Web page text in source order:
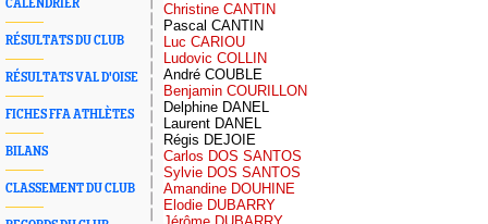
CALENDRIER
RÉSULTATS DU CLUB
RÉSULTATS VAL D'OISE
FICHES FFA ATHLÈTES
BILANS
CLASSEMENT DU CLUB
Christine CANTIN
Pascal CANTIN
Luc CARIOU
Ludovic COLLIN
André COUBLE
Benjamin COURILLON
Delphine DANEL
Laurent DANEL
Régis DEJOIE
Carlos DOS SANTOS
Sylvie DOS SANTOS
Amandine DOUHINE
Elodie DUBARRY